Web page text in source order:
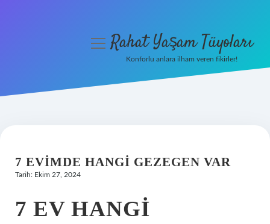
Hakkımızda
menüyüRahat Yaşam Tüyoları
Konforlu anlara ilham veren fikirler!
7 EVIMDE HANGI GEZEGEN VAR
Tarih: Ekim 27, 2024
7 EV HANGI